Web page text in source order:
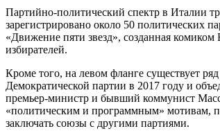
Партийно-политический спектр в Италии
зарегистрировано около 50 политических
«Движение пяти звезд», созданная
избирателей.
Кроме того, на левом фланге существует
Демократической партии в 2017 году и
премьер-министр и бывший коммунист
«политическим и программным» мотивам,
заключать союзы с другими партиями.